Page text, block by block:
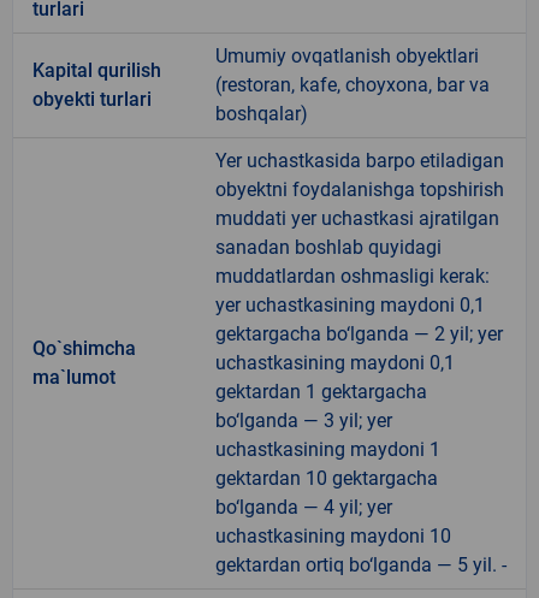
turlari
Kapital qurilish
obyekti turlari
Umumiy ovqatlanish obyektlari
(restoran, kafe, choyxona, bar va
boshqalar)
Qo`shimcha
ma`lumot
Yer uchastkasida barpo etiladigan
obyektni foydalanishga topshirish
muddati yer uchastkasi ajratilgan
sanadan boshlab quyidagi
muddatlardan oshmasligi kerak:
yer uchastkasining maydoni 0,1
gektargacha bo‘lganda — 2 yil; yer
uchastkasining maydoni 0,1
gektardan 1 gektargacha
bo‘lganda — 3 yil; yer
uchastkasining maydoni 1
gektardan 10 gektargacha
bo‘lganda — 4 yil; yer
uchastkasining maydoni 10
gektardan ortiq bo‘lganda — 5 yil. -